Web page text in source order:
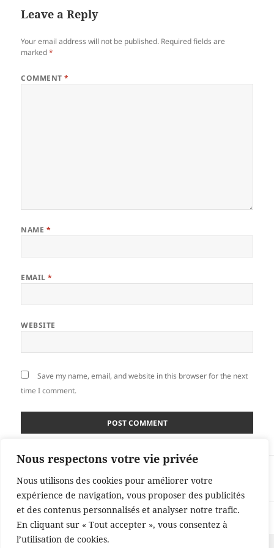
Nous respectons votre vie privée
Nous utilisons des cookies pour améliorer votre
expérience de navigation, vous proposer des publicités
et des contenus personnalisés et analyser notre trafic.
En cliquant sur « Tout accepter », vous consentez à
l’utilisation de cookies.
Leave a Reply
Your email address will not be published. Required fields are
marked*
COMMENT*
NAME *
EMAIL*
WEBSITE
Save my name, email, and website in this browser for the next
time I comment.
Post
navigation
Books
Proudly powered by WordPress